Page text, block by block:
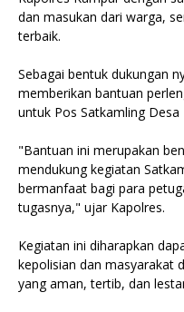
dan masukan dari warga,
terbaik.
Sebagai bentuk dukungan
memberikan bantuan
untuk Pos Satkamling Desa
"Bantuan ini merupakan
mendukung kegiatan
bermanfaat bagi para
tugasnya," ujar Kapolres.
Kegiatan ini diharapkan
kepolisian dan masyarakat
yang aman, tertib, dan